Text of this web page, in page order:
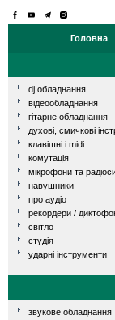
Головна
dj обладнання
відеообладнання
гітарне обладнання
духові, смичкові
клавішні і midi
комутація
мікрофони та
навушники
про аудіо
рекордери /
світло
студія
ударні інструменти
звукове обладнання